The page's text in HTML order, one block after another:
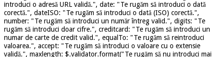
introduci o adresă URL validă.", date: "Te rugăm să introduci o dată
corectă.", dateISO: "Te rugăm să introduci o dată (ISO) corectă.",
number: "Te rugăm să introduci un număr întreg valid.", digits: "Te
rugăm să introduci doar cifre.", creditcard: "Te rugăm să introduci un
numar de carte de credit valid.", equalTo: "Te rugăm să reintroduci
valoarea.", accept: "Te rugăm să introduci o valoare cu o extensie
validă.", maxlength: $.validator.format("Te rugăm să nu introduci mai